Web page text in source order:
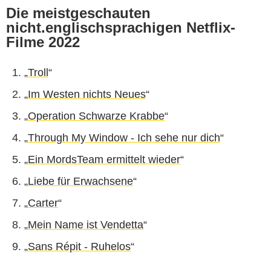
Die meistgeschauten
nicht.englischsprachigen Netflix-
Filme 2022
„Troll“
„Im Westen nichts Neues“
„Operation Schwarze Krabbe“
„Through My Window - Ich sehe nur dich“
„Ein MordsTeam ermittelt wieder“
„Liebe für Erwachsene“
„Carter“
„Mein Name ist Vendetta“
„Sans Répit - Ruhelos“